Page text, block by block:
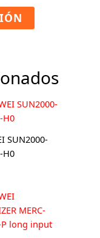
SUN2000-
H0